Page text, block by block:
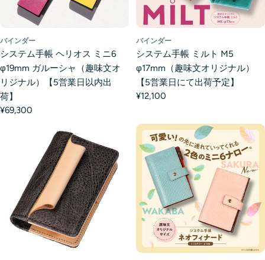
バインダー
システム手帳 ヘリオス ミニ6
φ19mm ガルーシャ（趣味文オ
リジナル）【5営業日以内出
荷】
¥69,300
バインダー
システム手帳 ミルト M5
φ17mm（趣味文オリジナル）
【5営業日にて出荷予定】
¥12,100